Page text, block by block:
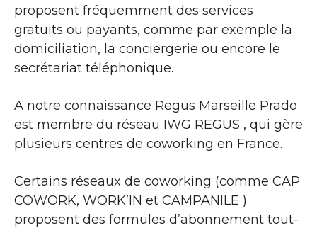
proposent fréquemment des services
gratuits ou payants, comme par exemple la
domiciliation, la conciergerie ou encore le
secrétariat téléphonique.
A notre connaissance Regus Marseille Prado
est membre du réseau IWG REGUS , qui gère
plusieurs centres de coworking en France.
Certains réseaux de coworking (comme CAP
COWORK, WORK’IN et CAMPANILE )
proposent des formules d’abonnement tout-